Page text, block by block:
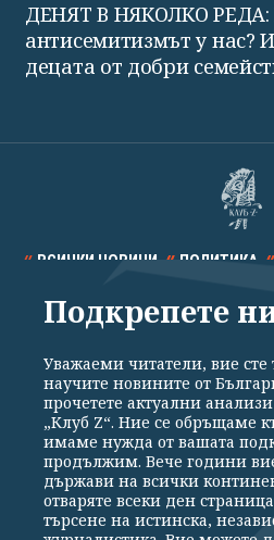
ДЕНЯТ В НЯКОЛКО РЕДА:
антисемитизмът у нас?
децата от добри
ВСИЧКИ НОВИНИ ПОЛИТИКА
СПОРТ КУЛТУРА
Общи условия
Реклама
Партньори
Екип
Подкрепете
Уважаеми читатели, вие сте
научите новините от
прочетете актуални
„Клуб Z“. Ние се обръщаме
имаме нужда от вашата
продължим. Вече години
държави на всички
отваряте всеки ден
търсене на истинска,